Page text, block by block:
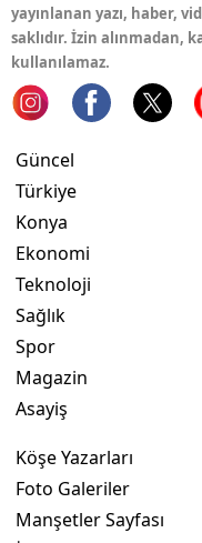
yayınlanan yazı, haber,
saklıdır. İzin alınmadan,
kullanılamaz.
Güncel
Türkiye
Konya
Ekonomi
Teknoloji
Sağlık
Spor
Magazin
Asayiş
Köşe Yazarları
Foto Galeriler
Manşetler Sayfası